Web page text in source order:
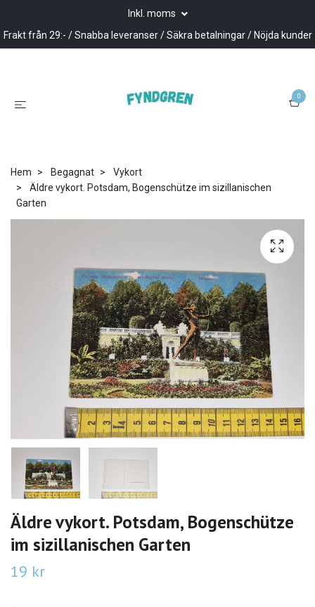
Inkl. moms
Frakt från 29:- / Snabba leveranser / Säkra betalningar / Nöjda kunder
0
Hem Begagnat
Vykort
Äldre vykort. Potsdam, Bogenschütze im sizillanischen
Garten
Äldre vykort. Potsdam, Bogenschütze
im sizillanischen Garten
19 kr